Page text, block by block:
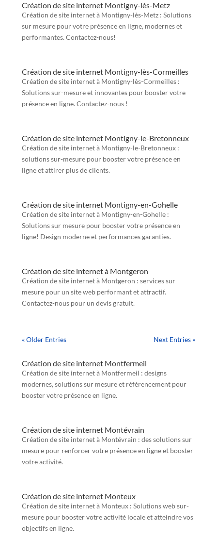
Création de site internet Montigny-lès-Metz
Création de site internet à Montigny-lès-Metz : Solutions
sur mesure pour votre présence en ligne, modernes et
performantes. Contactez-nous!
Création de site internet Montigny-lès-Cormeilles
Création de site internet à Montigny-lès-Cormeilles :
Solutions sur-mesure et innovantes pour booster votre
présence en ligne. Contactez-nous !
Création de site internet Montigny-le-Bretonneux
Création de site internet à Montigny-le-Bretonneux :
solutions sur-mesure pour booster votre présence en
ligne et attirer plus de clients.
Création de site internet Montigny-en-Gohelle
Création de site internet à Montigny-en-Gohelle :
Solutions sur mesure pour booster votre présence en
ligne! Design moderne et performances garanties.
Création de site internet à Montgeron
Création de site internet à Montgeron : services sur
mesure pour un site web performant et attractif.
Contactez-nous pour un devis gratuit.
« Older Entries Next Entries »
Création de site internet Montfermeil
Création de site internet à Montfermeil : designs
modernes, solutions sur mesure et référencement pour
booster votre présence en ligne.
Création de site internet Montévrain
Création de site internet à Montévrain : des solutions sur
mesure pour renforcer votre présence en ligne et booster
votre activité.
Création de site internet Monteux
Création de site internet à Monteux : Solutions web sur-
mesure pour booster votre activité locale et atteindre vos
objectifs en ligne.